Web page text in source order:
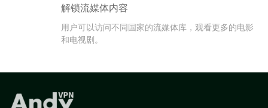
解锁流媒体内容
用户可以访问不同国家的流媒体库，观看更多的电影
和电视剧。